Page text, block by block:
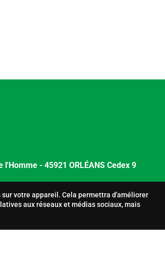
- 45921 ORLÉANS Cedex 9
Démarche qualité
Conditions générales
sur votre appareil. Cela permettra d'améliorer
aux réseaux et médias sociaux, mais